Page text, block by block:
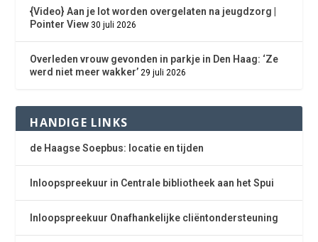
{Video} Aan je lot worden overgelaten na jeugdzorg |
Pointer View 30 juli 2026
Overleden vrouw gevonden in parkje in Den Haag: ‘Ze
werd niet meer wakker’ 29 juli 2026
HANDIGE LINKS
de Haagse Soepbus: locatie en tijden
Inloopspreekuur in Centrale bibliotheek aan het Spui
Inloopspreekuur Onafhankelijke cliëntondersteuning